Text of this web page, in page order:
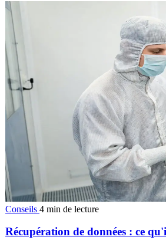
Conseils 4 min de lecture
Récupération de données : ce